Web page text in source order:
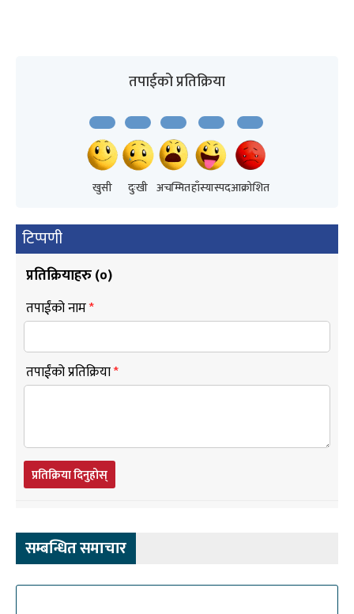
तपाईको प्रतिक्रिया
खुसी दुःखी अचम्मितहाँस्यास्पदआक्रोशित
टिप्पणी
प्रतिक्रियाहरु (०)
तपाईंको नाम*
तपाईंको प्रतिक्रिया*
प्रतिक्रिया दिनुहोस्
सम्बन्धित समाचार